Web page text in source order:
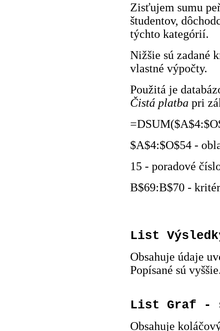
Zisťujem sumu
študentov,
týchto kategórií.
Nižšie sú zadané
vlastné výpočty.
Použitá je
Čistá platba pri
$A$4:$O$54 -
15 - poradové
B$69:B$70 -
List
Obsahuje údaje
Popísané sú
List Graf -
Obsahuje